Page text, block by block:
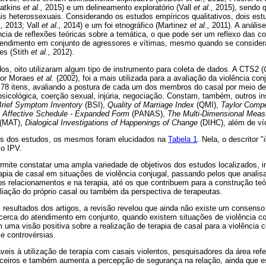
et al., 2015) e um delineamento exploratório (Vall et al., 2015), sendo
heterossexuais. Considerando os estudos empíricos qualitativos, dois
2013; Vall et al., 2014) e um foi etnográfico (Martinez et al., 2011). A
de reflexões teóricas sobre a temática, o que pode ser um reflexo das
em conjunto de agressores e vítimas, mesmo quando se
(Stith et al., 2012).
oito utilizaram algum tipo de instrumento para coleta de dados. A CTS2 (
Moraes et al. (2002), foi a mais utilizada para a avaliação da violência
itens, avaliando a postura de cada um dos membros do casal por meio
coerção sexual, injúria, negociação. Constam, também, outros
Symptom Inventory (BSI), Quality of Marriage Index (QMI), Taylor
Schedule - Expanded Form (PANAS), The Multi-Dimensional
Dialogical Investigations of Happenings of Change (DIHC), além de
dos estudos, os mesmos foram elucidados na Tabela 1 . Nela, o descritor "
IPV.
constatar uma ampla variedade de objetivos dos estudos localizados,
de casal em situações de violência conjugal, passando pelos que
relacionamentos e na terapia, até os que contribuem para a construção
do próprio casal ou também da perspectiva de terapeutas.
dos artigos, a revisão revelou que ainda não existe um
do atendimento em conjunto, quando existem situações de violência
uma visão positiva sobre a realização de terapia de casal para a violência
controvérsias.
à utilização de terapia com casais violentos, pesquisadores da área
e também aumenta a percepção de segurança na relação, ainda que